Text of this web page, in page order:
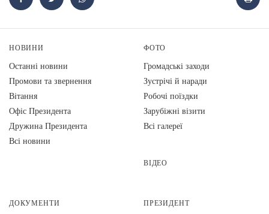
НОВИНИ
Останні новини
Промови та звернення
Вiтання
Офіс Президента
Дружина Президента
Всі новини
ФОТО
Громадські заходи
Зустрічі й наради
Робочі поїздки
Зарубіжні візити
Всі галереї
ВІДЕО
ДОКУМЕНТИ ПРЕЗИДЕНТ